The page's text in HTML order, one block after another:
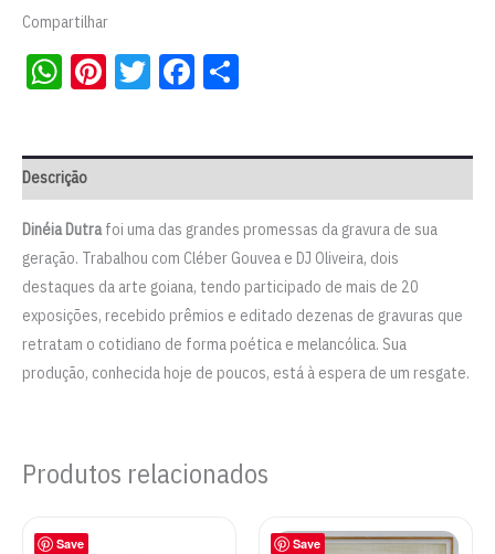
Dutra
Compartilhar
WhatsApp
Pinterest
TwitterFacebook
Descrição
Dinéia Dutrafoi uma das grandes promessas da gravura de sua
geração. Trabalhou com Cléber Gouvea e DJ Oliveira, dois
destaques da arte goiana, tendo participado de mais de 20
exposições, recebido prêmios e editado dezenas de gravuras que
retratam o cotidiano de forma poética e melancólica. Sua
produção, conhecida hoje de poucos, está à espera de um resgate.
Produtos relacionados
Save Save